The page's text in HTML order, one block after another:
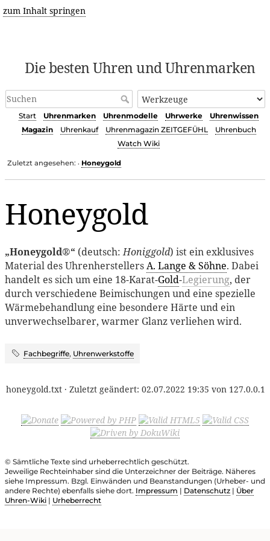
zum Inhalt springen
Die besten Uhren und Uhrenmarken
Start Uhrenmarken Uhrenmodelle Uhrwerke
Uhrenwissen
Magazin
Uhrenkauf Uhrenmagazin ZEITGEFÜHL
Uhrenbuch
Watch Wiki
Zuletzt angesehen: • Honeygold
Honeygold
„Honeygold®“ (deutsch:Honiggold) ist ein exklusives
Material des UhrenherstellersA. Lange & Söhne. Dabei
handelt es sich um eine 18-Karat-Gold-Legierung, der
durch verschiedene Beimischungen und eine spezielle
Wärmebehandlung eine besondere Härte und ein
unverwechselbarer, warmer Glanz verliehen wird.
Fachbegriffe, Uhrenwerkstoffe
honeygold.txt · Zuletzt geändert: 02.07.2022 19:35 von 127.0.0.1
© Sämtliche Texte sind urheberrechtlich geschützt.
Jeweilige Rechteinhaber sind die Unterzeichner der Beiträge. Näheres
siehe Impressum. Bzgl. Einwänden und Beanstandungen (Urheber- und
andere Rechte) ebenfalls siehe dort. Impressum | Datenschutz | Über
Uhren-Wiki | Urheberrecht